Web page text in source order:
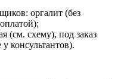
оргалит (без
(см. схему), под заказ
консультантов).